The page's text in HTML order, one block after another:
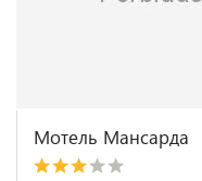
Мотель Мансарда